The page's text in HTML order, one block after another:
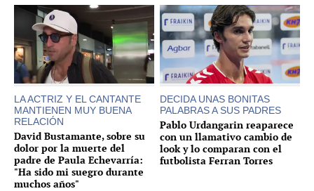
LA ACTRIZ Y EL CANTANTE
MANTIENEN MUY BUENA
RELACIÓN
David Bustamante, sobre su
dolor por la muerte del
padre de Paula Echevarría:
"Ha sido mi suegro durante
muchos años"
DECIDA UNAS BONITAS
PALABRAS A SUS PADRES
Pablo Urdangarin reaparece
con un llamativo cambio de
look y lo comparan con el
futbolista Ferran Torres